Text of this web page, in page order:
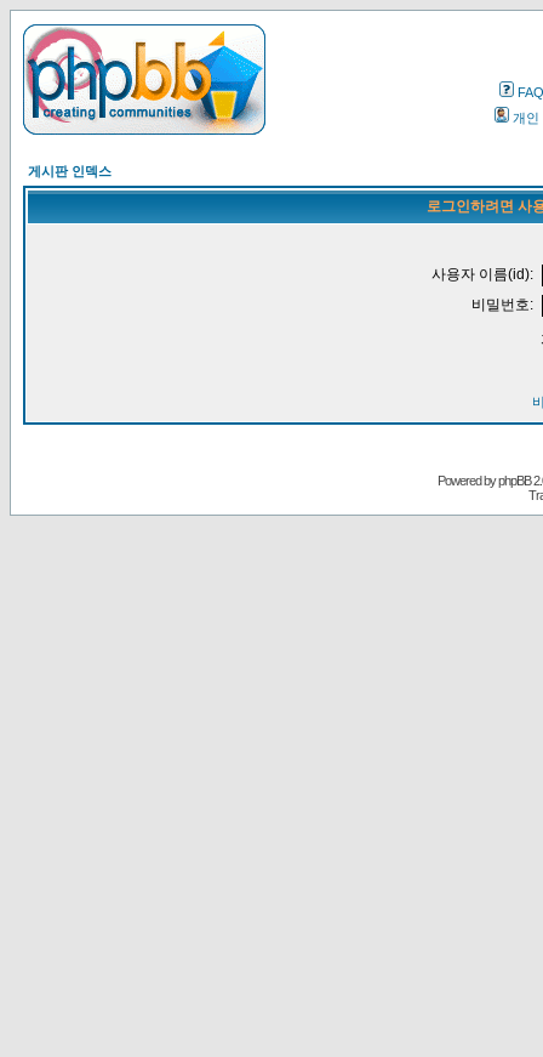
FAQ
개인
게시판 인덱스
로그인하려면 사
사용자 이름(id):
비밀번호:
Powered byphpBB